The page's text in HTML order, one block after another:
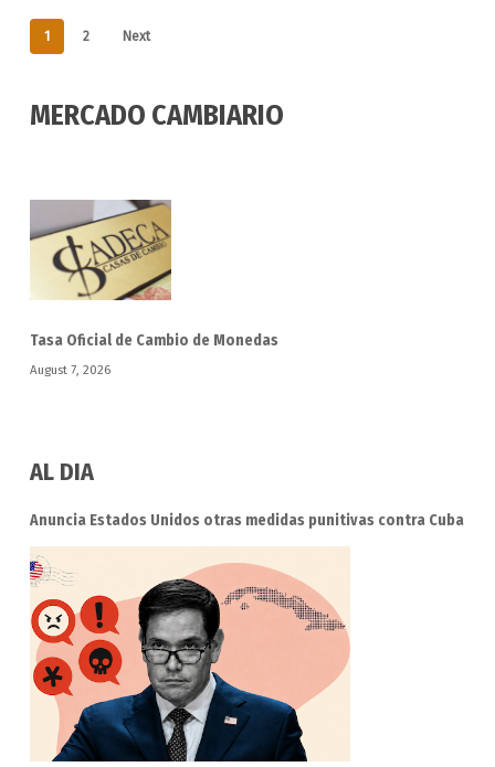
1 2 Next
MERCADO CAMBIARIO
Tasa Oficial de Cambio de Monedas
August 7, 2026
AL DIA
Anuncia Estados Unidos otras medidas punitivas contra Cuba